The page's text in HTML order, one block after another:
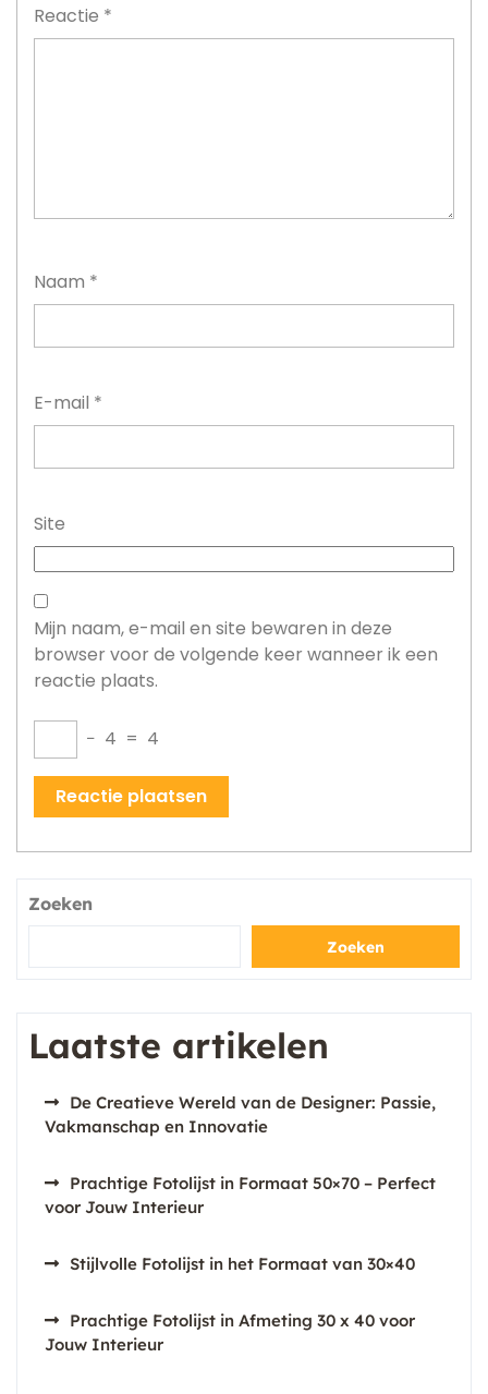
Reactie *
Naam *
E-mail *
Site
Mijn naam, e-mail en site bewaren in deze
browser voor de volgende keer wanneer ik een
reactie plaats.
− 4 = 4
Zoeken
Zoeken
Laatste artikelen
De Creatieve Wereld van de Designer: Passie,
Vakmanschap en Innovatie
Prachtige Fotolijst in Formaat 50×70 – Perfect
voor Jouw Interieur
Stijlvolle Fotolijst in het Formaat van 30×40
Prachtige Fotolijst in Afmeting 30 x 40 voor
Jouw Interieur